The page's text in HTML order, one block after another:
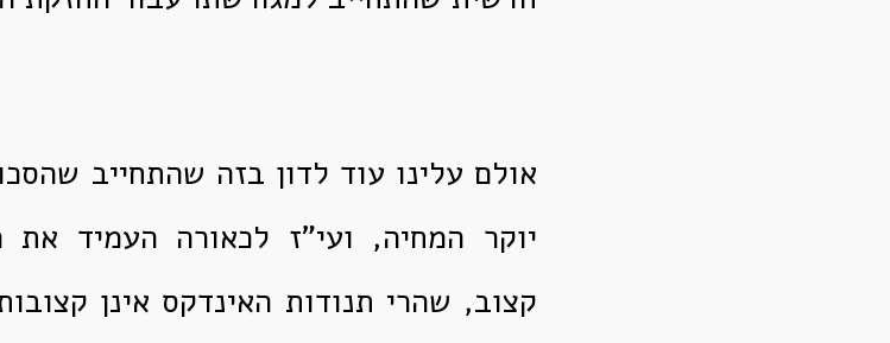
אולם עלינו עוד לדון בזה שהתחייב
יוקר המחיה, ועי"ז לכאורה העמיד את
קצוב, שהרי תנודות האינדקס אינן